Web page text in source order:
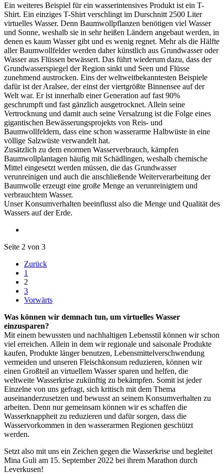
Ein weiteres Beispiel für ein wasserintensives Produkt ist ein T-
Shirt. Ein einziges T-Shirt verschlingt im Durschnitt 2500 Liter
virtuelles Wasser. Denn Baumwollpflanzen benötigen viel Wasser
und Sonne, weshalb sie in sehr heißen Ländern angebaut werden, in
denen es kaum Wasser gibt und es wenig regnet. Mehr als die Hälfte
aller Baumwollfelder werden daher künstlich aus Grundwasser oder
Wasser aus Flüssen bewässert. Das führt wiederum dazu, dass der
Grundwasserspiegel der Region sinkt und Seen und Flüsse
zunehmend austrocken. Eins der weltweitbekanntesten Beispiele
dafür ist der Aralsee, der einst der viertgrößte Binnensee auf der
Welt war. Er ist innerhalb einer Generation auf fast 90%
geschrumpft und fast gänzlich ausgetrocknet. Allein seine
Vertrocknung und damit auch seine Versalzung ist die Folge eines
gigantischen Bewässerungsprojekts von Reis- und
Baumwollfeldern, dass eine schon wasserarme Halbwüste in eine
völlige Salzwüste verwandelt hat.
Zusätzlich zu dem enormen Wasserverbrauch, kämpfen
Baumwollplantagen häufig mit Schädlingen, weshalb chemische
Mittel eingesetzt werden müssen, die das Grundwasser
verunreinigen und auch die anschließende Weiterverarbeitung der
Baumwolle erzeugt eine große Menge an verunreinigtem und
verbrauchtem Wasser.
Unser Konsumverhalten beeinflusst also die Menge und Qualität des
Wassers auf der Erde.
Seite 2 von 3
Zurück
1
2
3
Vorwärts
Was können wir demnach tun, um virtuelles Wasser
einzusparen?
Mit einem bewussten und nachhaltigen Lebensstil können wir schon
viel erreichen. Allein in dem wir regionale und saisonale Produkte
kaufen, Produkte länger benutzen, Lebensmittelverschwendung
vermeiden und unseren Fleischkonsum reduzieren, können wir
einen Großteil an virtuellem Wasser sparen und helfen, die
weltweite Wasserkrise zukünftig zu bekämpfen. Somit ist jeder
Einzelne von uns gefragt, sich kritisch mit dem Thema
auseinanderzusetzen und bewusst an seinem Konsumverhalten zu
arbeiten. Denn nur gemeinsam können wir es schaffen die
Wasserknappheit zu reduzieren und dafür sorgen, dass die
Wasservorkommen in den wasserarmen Regionen geschützt
werden.
Setzt also mit uns ein Zeichen gegen die Wasserkrise und begleitet
Mina Guli am 15. September 2022 bei ihrem Marathon durch
Leverkusen!